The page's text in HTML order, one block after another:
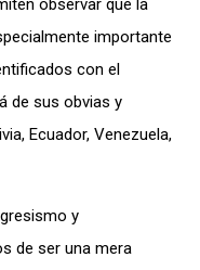
observar que la
importante
con el
de sus obvias y
Ecuador, Venezuela,
y
de ser una mera